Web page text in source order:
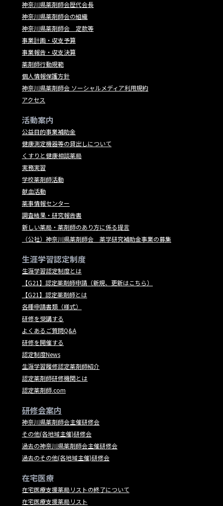
神奈川県薬剤師会歴代会長
神奈川県薬剤師会の組織
神奈川県薬剤師会 定款等
事業計画・収支予算
事業報告・収支決算
薬剤師行動規範
個人情報保護方針
神奈川県薬剤師会 ソーシャルメディア利用規約
アクセス
活動案内
公益目的事業補助金
健康測定機器等の貸出しについて
くすりと健康相談薬局
実務実習
学校薬剤師活動
献血活動
薬事情報センター
調査結果・研究報告書
新しい薬局・薬剤師のあり方に係る提言
（公社）神奈川県薬剤師会 薬学研究補助金事業の募集
生涯学習認定制度
生涯学習認定制度とは
【G21】認定薬剤師申請（新規、更新はこちら）
【G21】認定薬剤師とは
各種申請書類（様式）
研修を受講する
よくあるご質問Q&A
研修を開催する
認定制度News
生涯学習履修認定薬剤師紹介
認定薬剤師研修機関とは
認定薬剤師.com
研修会案内
神奈川県薬剤師会主催研修会
その他(各地域主催)研修会
過去の神奈川県薬剤師会主催研修会
過去のその他(各地域主催)研修会
在宅医療
在宅医療支援薬局リストの終了について
在宅医療支援薬局リスト